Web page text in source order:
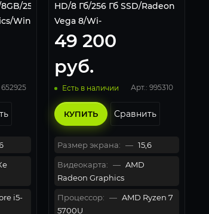
256GB
Win
i5-
HD/8 Гб/256 Гб SSD/Radeon
Vega 8/Wi-
Fi/Bluetooth/Cam, DOS)
серый
49 200
руб.
Есть в наличии Арт.: 995310
КУПИТЬ Сравнить
Размер экрана: — 15,6
Видеокарта: — AMD
Radeon Graphics
Процессор: — AMD Ryzen 7
5700U